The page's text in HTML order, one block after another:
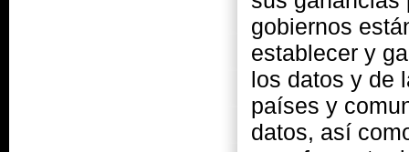
gobiernos
establecer y
los datos y de
países y
datos, así